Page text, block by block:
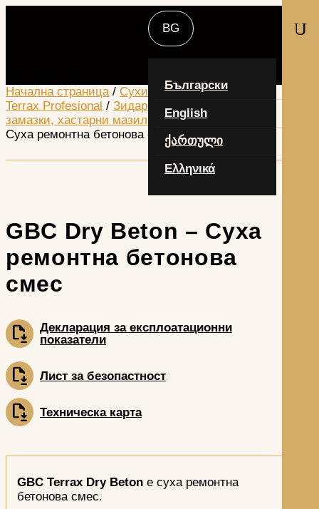
Български
English
ქართული
Ελληνικά
U
Начална страница/ Сухи строителни смеси
Terrax Profesional / Зидарски разтвори, подови
замазки, хастарни мазилки
/ GBC Dry Beton –
Суха ремонтна бетонова смес
GBC Dry Beton – Суха
ремонтна бетонова
смес
Декларация за експлоатационни
показатели
Лист за безопастност
Техническа карта
GBC Terrax Dry Beton е суха ремонтна
бетонова смес.